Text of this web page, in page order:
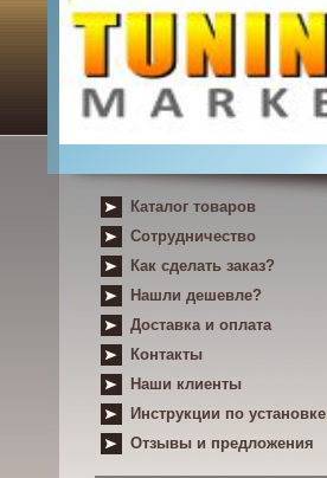
Каталог товаров
Сотрудничество
Как сделать заказ?
Нашли дешевле?
Доставка и оплата
Контакты
Наши клиенты
Инструкции по установке
Отзывы и предложения